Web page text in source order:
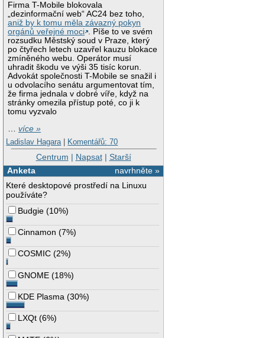
Firma T-Mobile blokovala
„dezinformační web“ AC24 bez toho,
aniž by k tomu měla závazný pokyn
orgánů veřejné moci . Píše to ve svém
rozsudku Městský soud v Praze, který
po čtyřech letech uzavřel kauzu blokace
zmíněného webu. Operátor musí
uhradit škodu ve výši 35 tisíc korun.
Advokát společnosti T-Mobile se snažil i
u odvolacího senátu argumentovat tím,
že firma jednala v dobré víře, když na
stránky omezila přístup poté, co ji k
tomu vyzvalo
…více »
Ladislav Hagara | Komentářů: 70
Centrum | Napsat| Starší
navrhněte »
Anketa
Které desktopové prostředí na Linuxu
používáte?
Budgie (10%)
Cinnamon (7%)
COSMIC (2%)
GNOME (18%)
KDE Plasma (30%)
LXQt (6%)